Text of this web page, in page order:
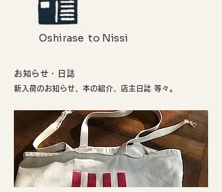
Oshirase to Nissi
お知らせ・日誌
新入荷のお知らせ、本の紹介、店主日誌 等々。